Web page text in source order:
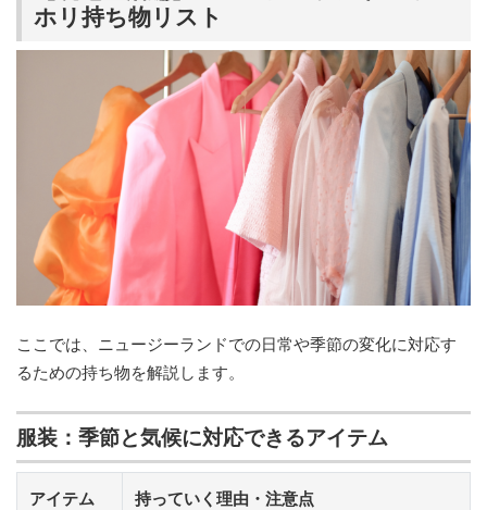
ホリ持ち物リスト
ここでは、ニュージーランドでの日常や季節の変化に対応す
るための持ち物を解説します。
服装：季節と気候に対応できるアイテム
アイテム 持っていく理由・注意点